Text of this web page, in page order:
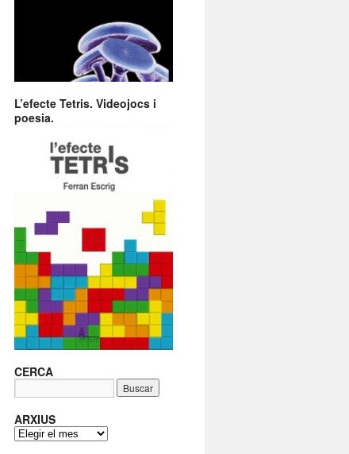
L’efecte Tetris. Videojocs i
poesia.
CERCA
ARXIUS
A